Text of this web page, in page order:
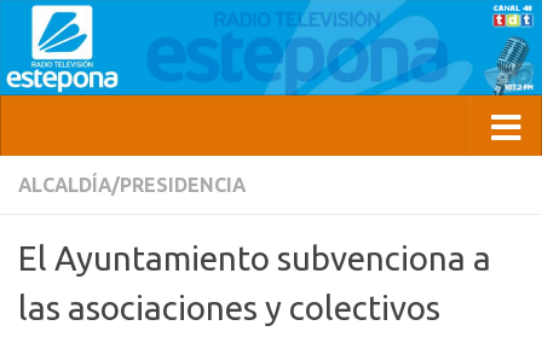
ALCALDÍA/PRESIDENCIA
El Ayuntamiento subvenciona a
las asociaciones y colectivos